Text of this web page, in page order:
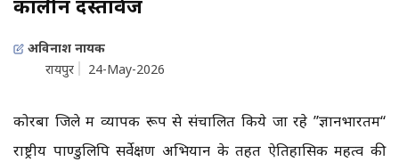
कालीन दस्तावेज
अविनाश नायक
रायपुर
24-May-2026
कोरबा जिले में व्यापक रूप से संचालित किये जा रहे ”ज्ञानभारतम“
राष्ट्रीय पाण्डुलिपि सर्वेक्षण अभियान के तहत ऐतिहासिक महत्व की